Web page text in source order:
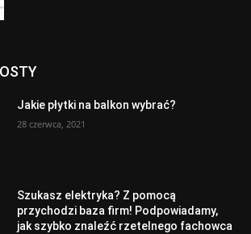
Jakie płytki na balkon wybrać?
28 czerwca, 2021
Szukasz elektryka? Z pomocą
przychodzi baza firm! Podpowiadamy,
jak szybko znaleźć rzetelnego fachowca